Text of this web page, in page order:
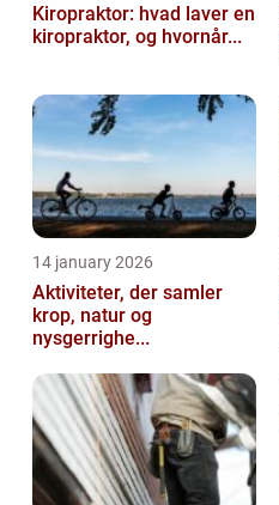
Kiropraktor: hvad laver en
kiropraktor, og hvornår...
14 january 2026
Aktiviteter, der samler
krop, natur og
nysgerrighe...